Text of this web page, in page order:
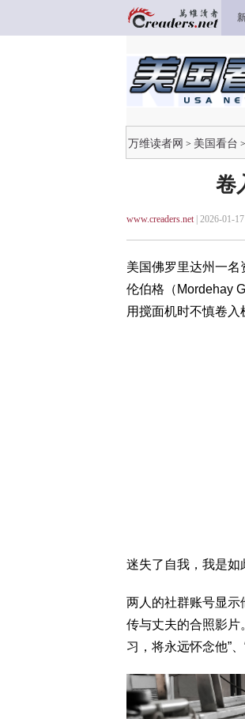
万维读者网 > 美国看台
卷
www.creaders.net| 2026-01-17
美国佛罗里达州一
伦伯格（Mordehay
用搅面机时不慎卷入
迷失了自我，我是如
两人的社群账号显示
传与丈夫的合照影片
习，将永远怀念他”